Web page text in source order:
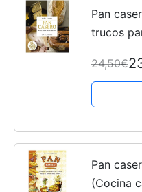
Pan
trucos
24,50€
Pan
(Cocina